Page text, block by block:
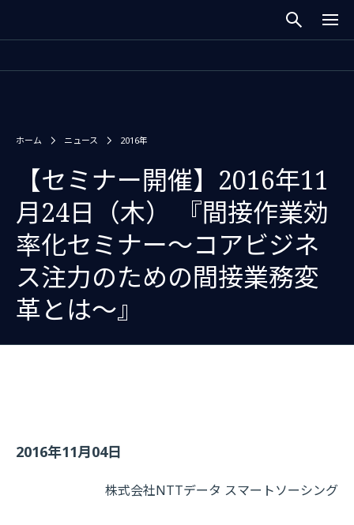
ホーム ニュース 2016年
【セミナー開催】2016年11
月24日（木） 『間接作業効
率化セミナー〜コアビジネ
ス注力のための間接業務変
革とは〜』
2016年11月04日
株式会社NTTデータ スマートソーシング